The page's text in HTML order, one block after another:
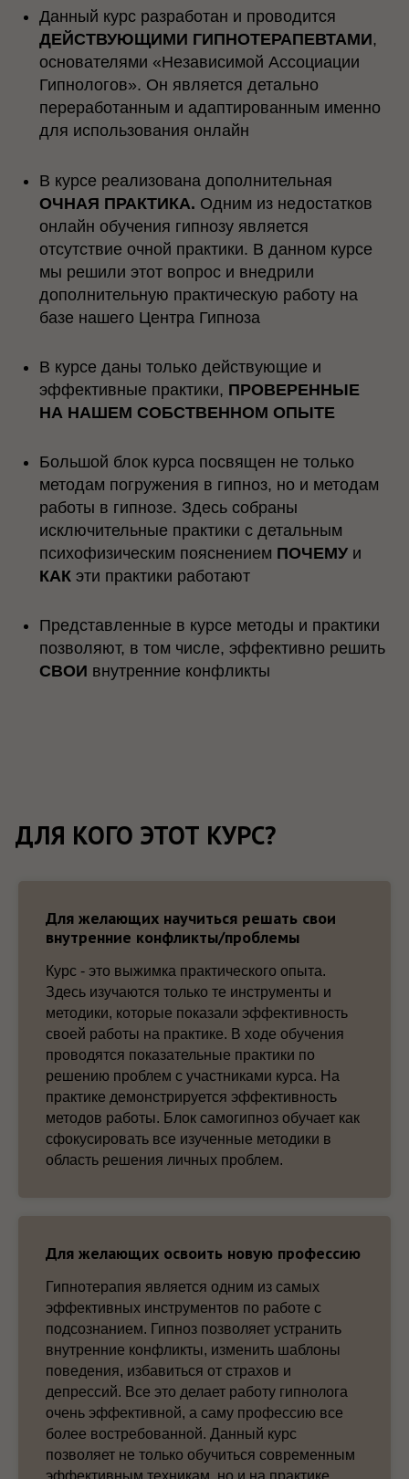
Для желающих научиться решать свои
внутренние конфликты/проблемы
Курс - это выжимка практического опыта.
Здесь изучаются только те инструменты и
методики, которые показали эффективность
своей работы на практике. В ходе обучения
проводятся показательные практики по
решению проблем с участниками курса. На
практике демонстрируется эффективность
методов работы. Блок самогипноз обучает как
сфокусировать все изученные методики в
область решения личных проблем.
Для желающих освоить новую профессию
Гипнотерапия является одним из самых
эффективных инструментов по работе с
подсознанием. Гипноз позволяет устранить
внутренние конфликты, изменить шаблоны
поведения, избавиться от страхов и
депрессий. Все это делает работу гипнолога
очень эффективной, а саму профессию все
более востребованной. Данный курс
позволяет не только обучиться современным
эффективным техникам, но и на практике
ЧТО ВАС ЖДЕТ НА КУРСЕ?